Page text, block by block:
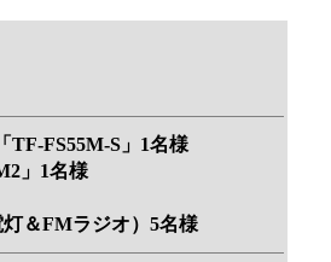
TF-FS55M-S」1名様
」1名様
＆FMラジオ）5名様